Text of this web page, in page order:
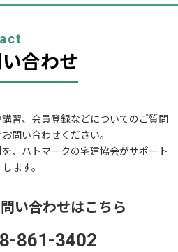
合わせ
習、会員登録などについてのご質問
問い合わせください。
、ハトマークの宅建協会がサポート
します。
い合わせはこちら
861-3402